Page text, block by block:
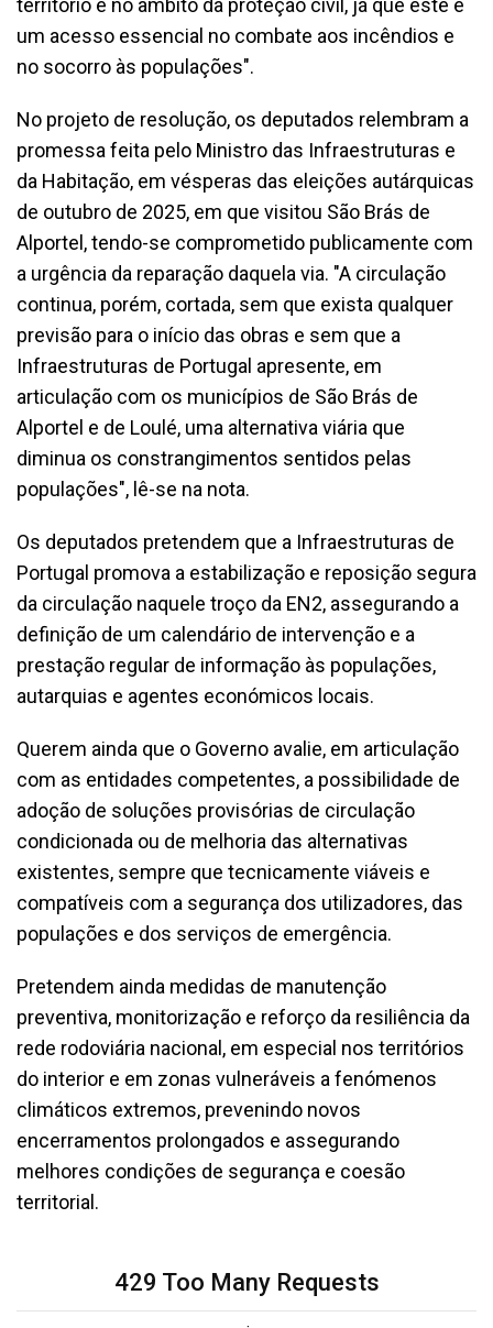
território e no âmbito da proteção civil, já que este é
um acesso essencial no combate aos incêndios e
no socorro às populações".
No projeto de resolução, os deputados relembram a
promessa feita pelo Ministro das Infraestruturas e
da Habitação, em vésperas das eleições autárquicas
de outubro de 2025, em que visitou São Brás de
Alportel, tendo-se comprometido publicamente com
a urgência da reparação daquela via. "A circulação
continua, porém, cortada, sem que exista qualquer
previsão para o início das obras e sem que a
Infraestruturas de Portugal apresente, em
articulação com os municípios de São Brás de
Alportel e de Loulé, uma alternativa viária que
diminua os constrangimentos sentidos pelas
populações", lê-se na nota.
Os deputados pretendem que a Infraestruturas de
Portugal promova a estabilização e reposição segura
da circulação naquele troço da EN2, assegurando a
definição de um calendário de intervenção e a
prestação regular de informação às populações,
autarquias e agentes económicos locais.
Querem ainda que o Governo avalie, em articulação
com as entidades competentes, a possibilidade de
adoção de soluções provisórias de circulação
condicionada ou de melhoria das alternativas
existentes, sempre que tecnicamente viáveis e
compatíveis com a segurança dos utilizadores, das
populações e dos serviços de emergência.
Pretendem ainda medidas de manutenção
preventiva, monitorização e reforço da resiliência da
rede rodoviária nacional, em especial nos territórios
do interior e em zonas vulneráveis a fenómenos
climáticos extremos, prevenindo novos
encerramentos prolongados e assegurando
melhores condições de segurança e coesão
territorial.
429 Too Many Requests